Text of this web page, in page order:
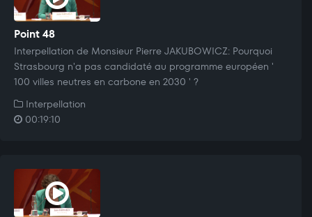
Point 48
Interpellation de Monsieur Pierre JAKUBOWICZ: Pourquoi
Strasbourg n'a pas candidaté au programme européen '
100 villes neutres en carbone en 2030 ' ?
Interpellation
00:19:10